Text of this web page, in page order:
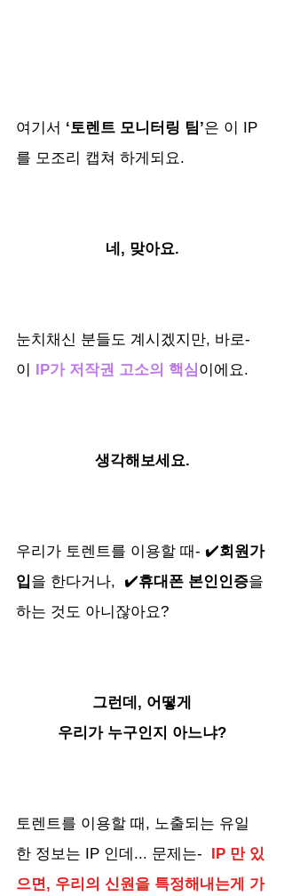
여기서 ‘토렌트 모니터링 팀’은 이 IP
를 모조리 캡쳐 하게되요.
네, 맞아요.
눈치채신 분들도 계시겠지만, 바로-
이 IP가 저작권 고소의 핵심 이에요.
생각해보세요.
우리가 토렌트를 이용할 때- ✔️회원가
입을 한다거나,  ✔️휴대폰 본인인증을
하는 것도 아니잖아요?
그런데, 어떻게
우리가 누구인지 아느냐?
토렌트를 이용할 때, 노출되는 유일
한 정보는 IP 인데... 문제는-
IP 만 있
으면, 우리의 신원을 특정해내는게 가